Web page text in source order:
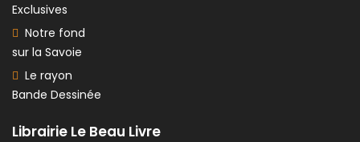
Exclusives
Notre fond
sur la Savoie
Le rayon
Bande Dessinée
Librairie Le Beau Livre